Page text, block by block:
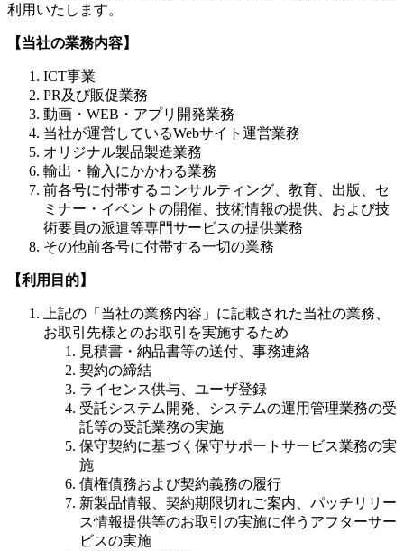
利用いたします。
【当社の業務内容】
ICT事業
PR及び販促業務
動画・WEB・アプリ開発業務
当社が運営しているWebサイト運営業務
オリジナル製品製造業務
輸出・輸入にかかわる業務
前各号に付帯するコンサルティング、教育、出版、セ
ミナー・イベントの開催、技術情報の提供、および技
術要員の派遣等専門サービスの提供業務
その他前各号に付帯する一切の業務
【利用目的】
上記の「当社の業務内容」に記載された当社の業務、
お取引先様とのお取引を実施するため
見積書・納品書等の送付、事務連絡
契約の締結
ライセンス供与、ユーザ登録
受託システム開発、システムの運用管理業務の受
託等の受託業務の実施
保守契約に基づく保守サポートサービス業務の実
施
債権債務および契約義務の履行
新製品情報、契約期限切れご案内、パッチリリー
ス情報提供等のお取引の実施に伴うアフターサー
ビスの実施